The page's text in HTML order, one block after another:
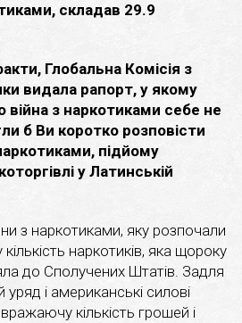
складав 29.9
Глобальна Комісія з
видала рапорт, у якому
з наркотиками себе не
б Ви коротко розповісти
підйому
у Латинській
з наркотиками, яку розпочали
наркотиків, яка щороку
до Сполучених Штатів. Задля
і американські силові
кількість грошей і